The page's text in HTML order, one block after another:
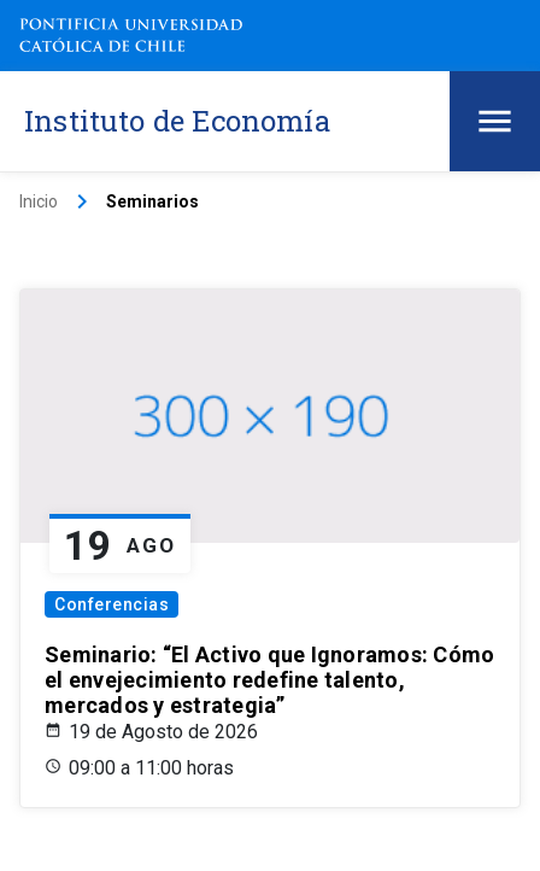
Instituto de Economía
Inicio keyboard_arrow_right Seminarios
19 AGO
Conferencias
Seminario: “El Activo que Ignoramos: Cómo
el envejecimiento redefine talento,
mercados y estrategia”
19 de Agosto de 2026
09:00 a 11:00 horas